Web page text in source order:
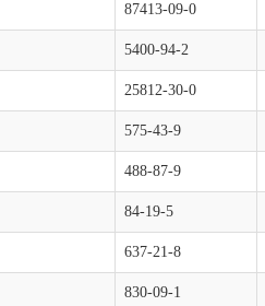
87413-09-0
5400-94-2
25812-30-0
575-43-9
488-87-9
84-19-5
637-21-8
830-09-1